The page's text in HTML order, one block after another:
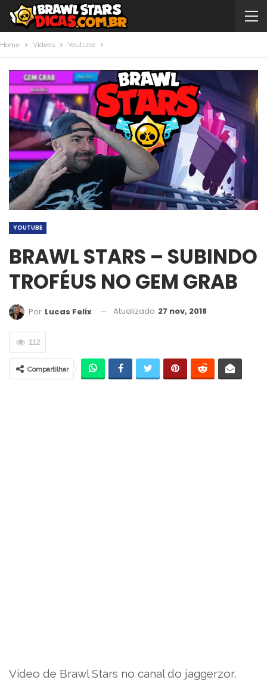
Home Videos Youtube
YOUTUBE
BRAWL STARS – SUBINDO
TROFÉUS NO GEM GRAB
Por Lucas Felix Atualizado 27 nov, 2018
112
Compartilhar
Vídeo de Brawl Stars no canal do jaggerzor,